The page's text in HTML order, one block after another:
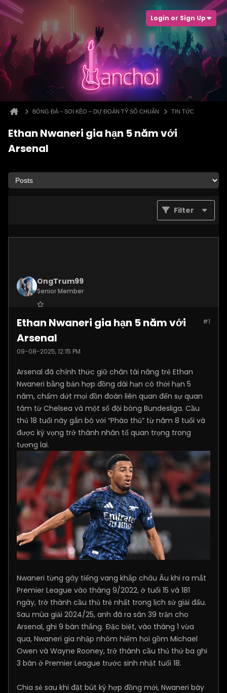
Login or Sign Up
BÓNG ĐÁ – SOI KÈO – DỰ ĐOÁN TỶ SỐ CHUẨN TIN TỨC
Ethan Nwaneri gia hạn 5 năm với
Arsenal
Filter
OngTrum99
Senior Member
Posts: 4305 #1
Ethan Nwaneri gia hạn 5 năm với
Arsenal
09-08-2025, 12:15 PM
Arsenal đã chính thức giữ chân tài năng trẻ Ethan
Nwaneri bằng bản hợp đồng dài hạn có thời hạn 5
năm, chấm dứt mọi đồn đoán liên quan đến sự quan
tâm từ Chelsea và một số đội bóng Bundesliga. Cầu
thủ 18 tuổi này gắn bó với “Pháo thủ” từ năm 8 tuổi và
được kỳ vọng trở thành nhân tố quan trọng trong
tương lai.
Nwaneri từng gây tiếng vang khắp châu Âu khi ra mắt
Premier League vào tháng 9/2022, ở tuổi 15 và 181
ngày, trở thành cầu thủ trẻ nhất trong lịch sử giải đấu.
Sau mùa giải 2024/25, anh đã ra sân 39 trận cho
Arsenal, ghi 9 bàn thắng. Đặc biệt, vào tháng 1 vừa
qua, Nwaneri gia nhập nhóm hiếm hoi gồm Michael
Owen và Wayne Rooney, trở thành cầu thủ thứ ba ghi
3 bàn ở Premier League trước sinh nhật tuổi 18.
Chia sẻ sau khi đặt bút ký hợp đồng mới, Nwaneri bày